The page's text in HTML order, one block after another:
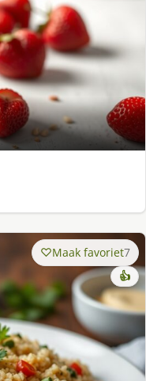
Maak favoriet7
👍